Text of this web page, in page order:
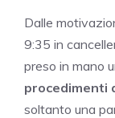
Dalle
9:35 in
preso in mano
procedimenti
soltanto una